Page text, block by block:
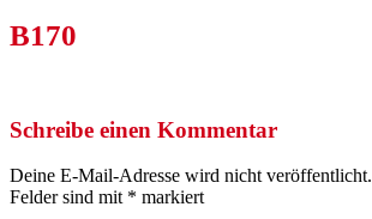
B170
Schreibe einen Kommentar
Deine E-Mail-Adresse wird nicht veröffentlicht.
Felder sind mit * markiert